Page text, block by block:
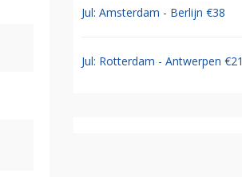
Jul: Amsterdam - Berlijn €38
Jul: Rotterdam - Antwerpen €21